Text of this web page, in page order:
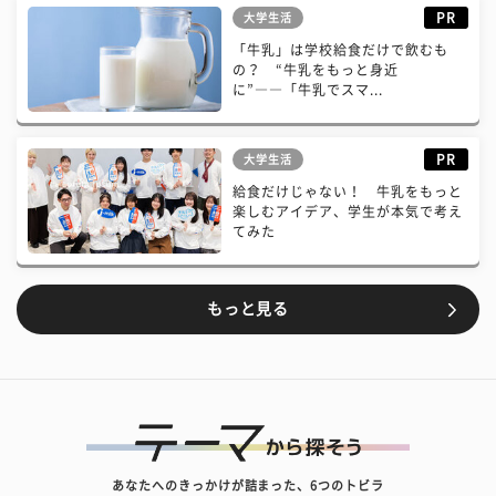
大学生活 PR
「牛乳」は学校給食だけで飲むも
の？ “牛乳をもっと身近
に”――「牛乳でスマ...
大学生活 PR
給食だけじゃない！ 牛乳をもっと
楽しむアイデア、学生が本気で考え
てみた
もっと見る
あなたへのきっかけが詰まった、6つのトビラ